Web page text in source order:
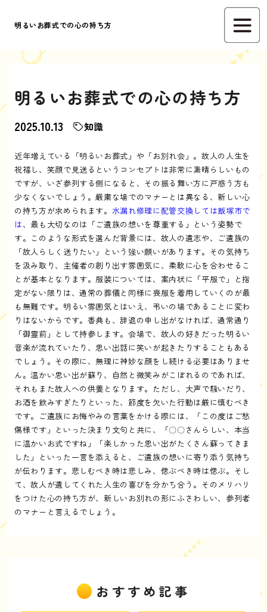
明るいお葬式での心の持ち方
明るいお葬式での心の持ち方
2025.10.13 知識
近年増えている「明るいお葬式」や「お別れ会」。故人の人生を
祝福し、笑顔で見送るというコンセプトは非常に素晴らしいもの
ですが、いざ参列する側になると、その振る舞い方に戸惑う方も
少なくないでしょう。厳粛な場でのマナーとは異なる、新しい心
の持ち方が求められます。 水漏れ修理に配管交換しては飯塚市で
は、最も大切なのは「ご遺族の想いを尊重する」という姿勢で
す。このような形式を選んだ背景には、故人の遺志や、ご遺族の
「故人らしく送りたい」という強い願いがあります。その気持ち
を汲み取り、主催者の創り出す雰囲気に、柔軟に心を合わせるこ
とが基本となります。服装については、案内状に「平服で」と指
定がない限りは、通常の葬儀と同様に喪服を着用していくのが最
も無難です。明るい雰囲気とはいえ、弔いの場であることに変わ
りはないからです。香典も、辞退の申し出がなければ、通常通り
「御霊前」として持参します。会場で、故人の好きだった明るい
音楽が流れていたり、思い出話に笑いが起きたりすることもある
でしょう。その際に、無理に神妙な顔をし続ける必要はありませ
ん。温かい思い出が蘇り、自然と微笑みがこぼれるのであれば、
それもまた故人への供養となります。ただし、大声で騒いだり、
お酒を飲みすぎたりといった、節度を欠いた行動は厳に慎むべき
です。ご遺族にお悔やみの言葉をかける際には、「この度はご愁
傷様です」といった決まり文句と共に、「〇〇さんらしい、本当
に温かいお式ですね」「楽しかった思い出がたくさん蘇ってきま
した」といった一言を添えると、ご遺族の想いに寄り添う気持ち
が伝わります。悲しむべき時は悲しみ、偲ぶべき時は偲ぶ。そし
て、故人が遺してくれた人生の喜びを分かち合う。そのメリハリ
をつけた心の持ち方が、新しいお別れの形にふさわしい、参列者
のマナーと言えるでしょう。
おすすめ記事